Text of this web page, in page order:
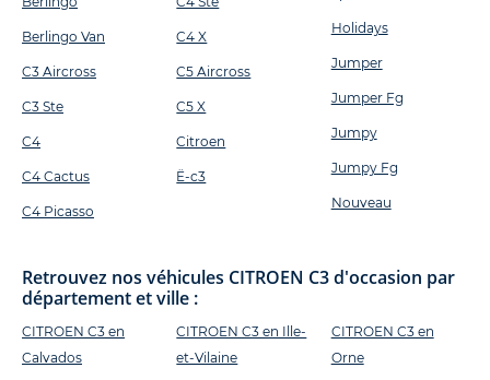
Berlingo Van
C3 Aircross
C3 Ste
C4
C4 Cactus
C4 Picasso
C4 X
C5 Aircross
C5 X
Citroen
Ë-c3
Holidays
Jumper
Jumper Fg
Jumpy
Jumpy Fg
Nouveau
Retrouvez nos véhicules CITROEN C3 d'occasion par
département et ville :
CITROEN C3 en
Calvados
CITROEN C3 en Ille-
et-Vilaine
CITROEN C3 en
Orne